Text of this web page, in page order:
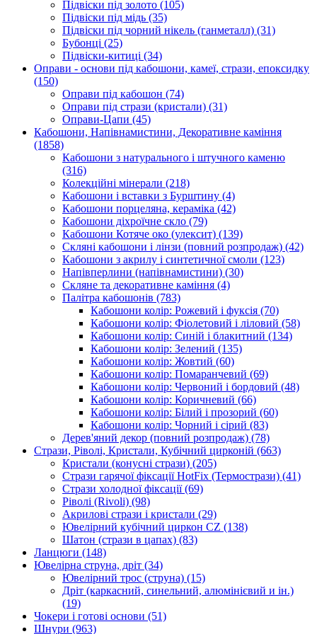
Підвіски під золото (105)
Підвіски під мідь (35)
Підвіски під чорний нікель (ганметалл) (31)
Бубонці (25)
Підвіски-китиці (34)
Оправи - основи під кабошони, камеї, стрази, епоксидку
(150)
Оправи під кабошон (74)
Оправи під стрази (кристали) (31)
Оправи-Цапи (45)
Кабошони, Напівнамистини, Декоративне каміння
(1858)
Кабошони з натурального і штучного каменю
(316)
Колекційні мінерали (218)
Кабошони і вставки з Бурштину (4)
Кабошони порцеляна, кераміка (42)
Кабошони діхроїчне скло (79)
Кабошони Котяче око (улексит) (139)
Скляні кабошони і лінзи (повний розпродаж) (42)
Кабошони з акрилу і синтетичної смоли (123)
Напівперлини (напівнамистини) (30)
Скляне та декоративне каміння (4)
Палітра кабошонів (783)
Кабошони колір: Рожевий і фуксія (70)
Кабошони колір: Фіолетовий і ліловий (58)
Кабошони колір: Синій і блакитний (134)
Кабошони колір: Зелений (135)
Кабошони колір: Жовтий (60)
Кабошони колір: Помаранчевий (69)
Кабошони колір: Червоний і бордовий (48)
Кабошони колір: Коричневий (66)
Кабошони колір: Білий і прозорий (60)
Кабошони колір: Чорний і сірий (83)
Дерев'яний декор (повний розпродаж) (78)
Стрази, Ріволі, Кристали, Кубічний цирконій (663)
Кристали (конусні стрази) (205)
Стрази гарячої фіксації HotFix (Термострази) (41)
Стрази холодної фіксації(69)
Ріволі (Rivoli) (98)
Акрилові стрази і кристали (29)
Ювелірний кубічний циркон CZ (138)
Шатон (стрази в цапах) (83)
Ланцюги (148)
Ювелірна струна, дріт (34)
Ювелірний трос (струна) (15)
Дріт (каркасний, синельний, алюмінієвий и ін.)
(19)
Чокери і готові основи (51)
Шнури (963)